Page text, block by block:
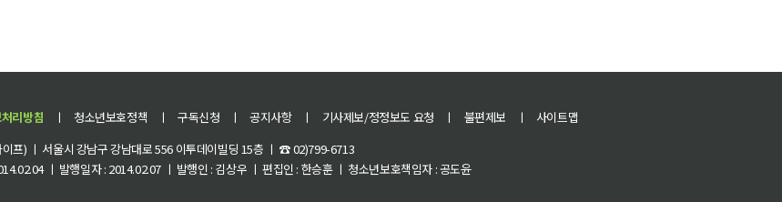
리방침 ㅣ 청소년보호정책 ㅣ 구독신청 ㅣ 공지사항 ㅣ 기사제보/정정보도 요청 ㅣ 불편제보 ㅣ
사이트맵
프) ㅣ 서울시 강남구 강남대로 556 이투데이빌딩 15층 ㅣ ☎ 02)799-6713
ㅣ 발행일자 : 2014.02.07 ㅣ 발행인 : 김상우 ㅣ 편집인 : 한승훈 ㅣ 청소년보호책임자 : 공도윤